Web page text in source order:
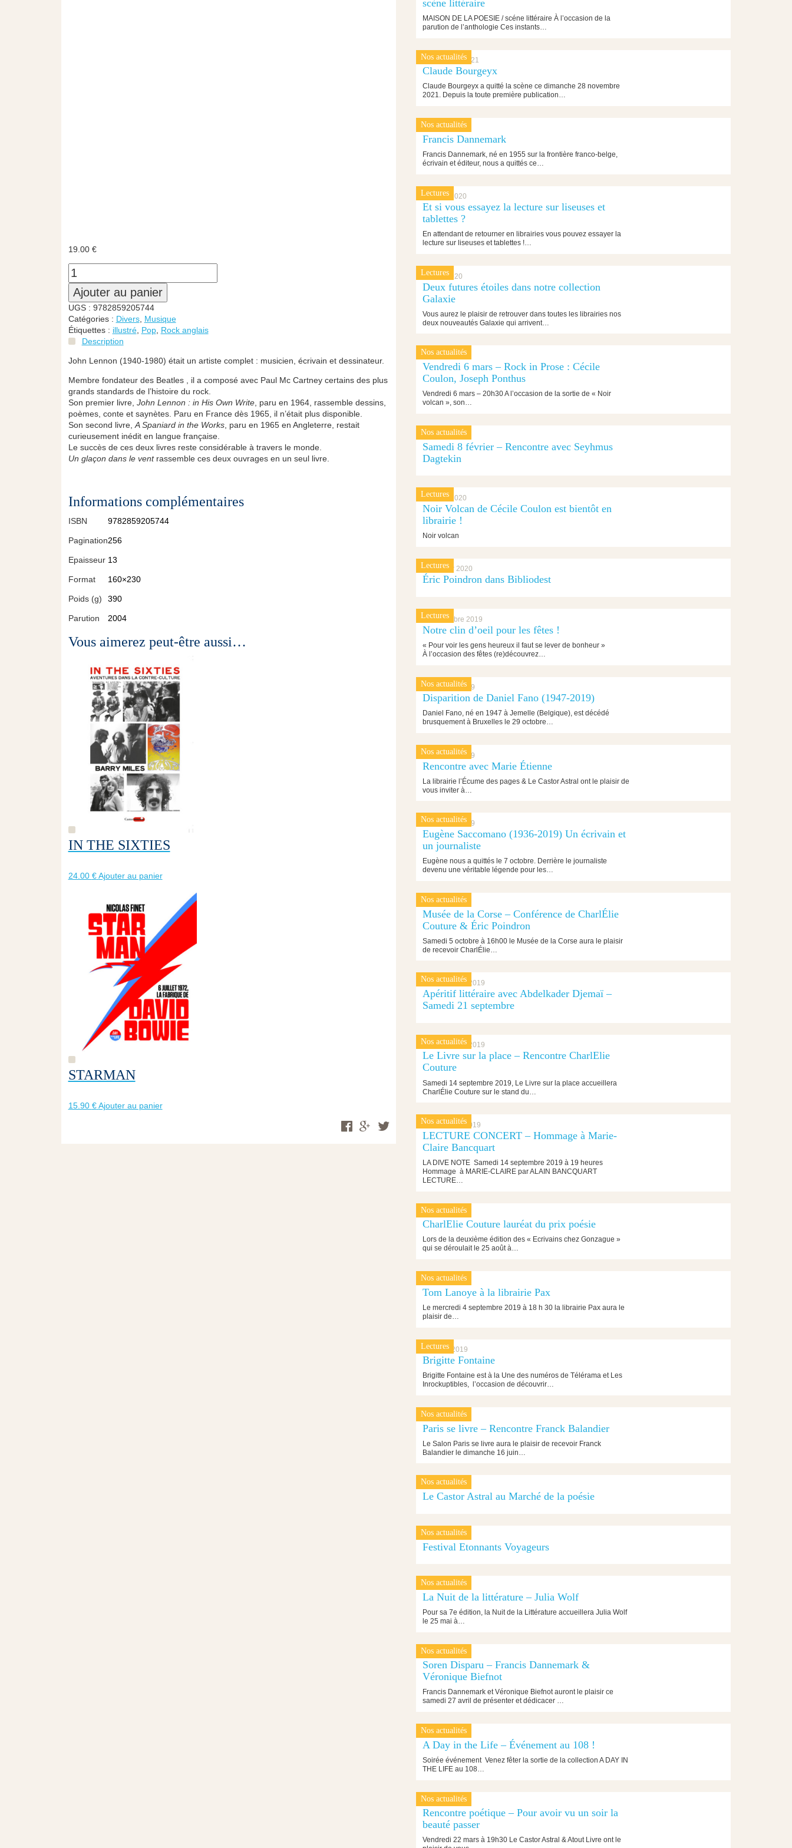
19.00 €
Ajouter au panier
UGS : 9782859205744
Catégories : Divers, Musique
Étiquettes : illustré, Pop, Rock anglais
Description
John Lennon (1940-1980) était un artiste complet : musicien, écrivain et dessinateur.
Membre fondateur des Beatles , il a composé avec Paul Mc Cartney certains des plus
grands standards de l’histoire du rock.
Son premier livre, John Lennon : in His Own Write, paru en 1964, rassemble dessins,
poèmes, conte et saynètes. Paru en France dès 1965, il n’était plus disponible.
Son second livre, A Spaniard in the Works, paru en 1965 en Angleterre, restait
curieusement inédit en langue française.
Le succès de ces deux livres reste considérable à travers le monde.
Un glaçon dans le ventrassemble ces deux ouvrages en un seul livre.
Informations complémentaires
ISBN 9782859205744
Pagination256
Epaisseur 13
Format 160×230
Poids (g) 390
Parution 2004
Vous aimerez peut-être aussi…
IN THE SIXTIES
24.00 € Ajouter au panier
STARMAN
15.90 € Ajouter au panier
scène littéraire
MAISON DE LA POESIE / scéne littéraire À l’occasion de la
parution de l’anthologie Ces instants…
Nos actualités
1 décembre 2021
Claude Bourgeyx
Claude Bourgeyx a quitté la scène ce dimanche 28 novembre
2021. Depuis la toute première publication…
Nos actualités
4 octobre 2021
Francis Dannemark
Francis Dannemark, né en 1955 sur la frontière franco-belge,
écrivain et éditeur, nous a quittés ce…
Lectures
17 mars 2020
Et si vous essayez la lecture sur liseuses et
tablettes ?
En attendant de retourner en librairies vous pouvez essayer la
lecture sur liseuses et tablettes !…
Lectures
9 mars 2020
Deux futures étoiles dans notre collection
Galaxie
Vous aurez le plaisir de retrouver dans toutes les librairies nos
deux nouveautés Galaxie qui arrivent…
Nos actualités
5 mars 2020
Vendredi 6 mars – Rock in Prose : Cécile
Coulon, Joseph Ponthus
Vendredi 6 mars – 20h30 A l’occasion de la sortie de « Noir
volcan », son…
Nos actualités
7 février 2020
Samedi 8 février – Rencontre avec Seyhmus
Dagtekin
Lectures
3 février 2020
Noir Volcan de Cécile Coulon est bientôt en
librairie !
Noir volcan
Lectures
13 janvier 2020
Éric Poindron dans Bibliodest
Lectures
11 décembre 2019
Notre clin d’oeil pour les fêtes !
« Pour voir les gens heureux il faut se lever de bonheur »
À l’occasion des fêtes (re)découvrez…
Nos actualités
30 octobre 2019
Disparition de Daniel Fano (1947-2019)
Daniel Fano, né en 1947 à Jemelle (Belgique), est décédé
brusquement à Bruxelles le 29 octobre…
Nos actualités
14 octobre 2019
Rencontre avec Marie Étienne
La librairie l’Écume des pages & Le Castor Astral ont le plaisir de
vous inviter à…
Nos actualités
10 octobre 2019
Eugène Saccomano (1936-2019) Un écrivain et
un journaliste
Eugène nous a quittés le 7 octobre. Derrière le journaliste
devenu une véritable légende pour les…
Nos actualités
4 octobre 2019
Musée de la Corse – Conférence de CharlÉlie
Couture & Éric Poindron
Samedi 5 octobre à 16h00 le Musée de la Corse aura le plaisir
de recevoir CharlÉlie…
Nos actualités
17 septembre 2019
Apéritif littéraire avec Abdelkader Djemaï –
Samedi 21 septembre
Nos actualités
13 septembre 2019
Le Livre sur la place – Rencontre CharlElie
Couture
Samedi 14 septembre 2019, Le Livre sur la place accueillera
CharlÉlie Couture sur le stand du…
Nos actualités
5 septembre 2019
LECTURE CONCERT – Hommage à Marie-
Claire Bancquart
LA DIVE NOTE Samedi 14 septembre 2019 à 19 heures
Hommage à MARIE-CLAIRE par ALAIN BANCQUART
LECTURE…
Nos actualités
28 août 2019
CharlElie Couture lauréat du prix poésie
Lors de la deuxième édition des « Ecrivains chez Gonzague »
qui se déroulait le 25 août à…
Nos actualités
21 août 2019
Tom Lanoye à la librairie Pax
Le mercredi 4 septembre 2019 à 18 h 30 la librairie Pax aura le
plaisir de…
Lectures
15 juillet 2019
Brigitte Fontaine
Brigitte Fontaine est à la Une des numéros de Télérama et Les
Inrockuptibles, l’occasion de découvrir…
Nos actualités
14 juin 2019
Paris se livre – Rencontre Franck Balandier
Le Salon Paris se livre aura le plaisir de recevoir Franck
Balandier le dimanche 16 juin…
Nos actualités
4 juin 2019
Le Castor Astral au Marché de la poésie
Nos actualités
31 mai 2019
Festival Etonnants Voyageurs
Nos actualités
20 mai 2019
La Nuit de la littérature – Julia Wolf
Pour sa 7e édition, la Nuit de la Littérature accueillera Julia Wolf
le 25 mai à…
Nos actualités
23 avril 2019
Soren Disparu – Francis Dannemark &
Véronique Biefnot
Francis Dannemark et Véronique Biefnot auront le plaisir ce
samedi 27 avril de présenter et dédicacer …
Nos actualités
28 mars 2019
A Day in the Life – Événement au 108 !
Soirée événement Venez fêter la sortie de la collection A DAY IN
THE LIFE au 108…
Nos actualités
20 mars 2019
Rencontre poétique – Pour avoir vu un soir la
beauté passer
Vendredi 22 mars à 19h30 Le Castor Astral & Atout Livre ont le